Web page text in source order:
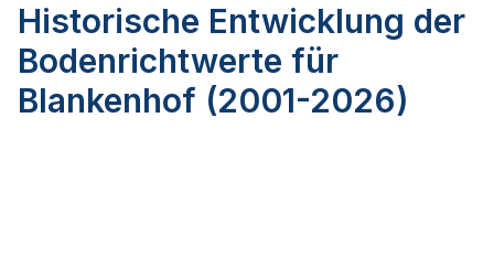
Historische Entwicklung der
Bodenrichtwerte für
Blankenhof (2001-2026)